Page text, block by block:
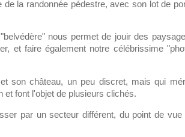
la randonnée pédestre, avec son lot de
nous permet de jouir des
et faire également notre célébrissime
son château, un peu discret, mais qui
et font l'objet de plusieurs clichés.
par un secteur différent, du point de vue